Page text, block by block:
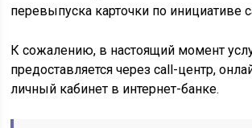
перевыпуска карточки по инициативе
К сожалению, в настоящий момент
предоставляется через call-центр,
личный кабинет в интернет-банке.